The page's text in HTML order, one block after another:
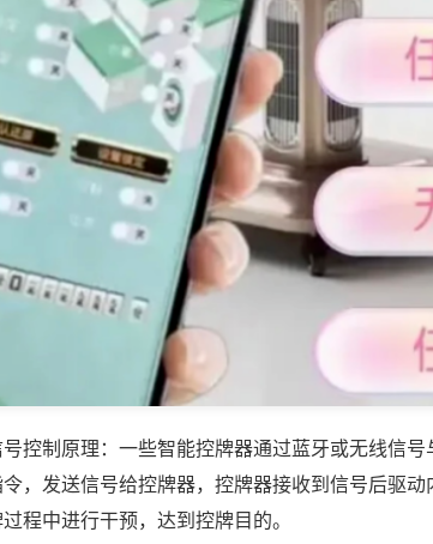
控制原理：一些智能控牌器通过蓝牙或无线信
，发送信号给控牌器，控牌器接收到信号后驱
程中进行干预，达到控牌目的。